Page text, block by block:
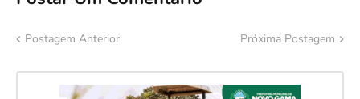
Postagem Anterior Próxima Postagem